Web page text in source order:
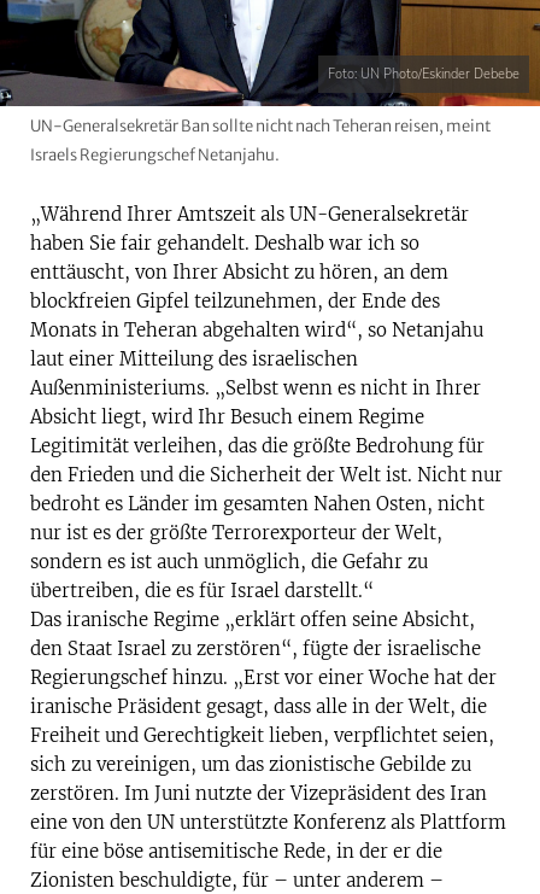
Foto: UN Photo/Eskinder Debebe
UN-Generalsekretär Ban sollte nicht nach Teheran reisen, meint
Israels Regierungschef Netanjahu.
„Während Ihrer Amtszeit als UN-Generalsekretär
haben Sie fair gehandelt. Deshalb war ich so
enttäuscht, von Ihrer Absicht zu hören, an dem
blockfreien Gipfel teilzunehmen, der Ende des
Monats in Teheran abgehalten wird“, so Netanjahu
laut einer Mitteilung des israelischen
Außenministeriums. „Selbst wenn es nicht in Ihrer
Absicht liegt, wird Ihr Besuch einem Regime
Legitimität verleihen, das die größte Bedrohung für
den Frieden und die Sicherheit der Welt ist. Nicht nur
bedroht es Länder im gesamten Nahen Osten, nicht
nur ist es der größte Terrorexporteur der Welt,
sondern es ist auch unmöglich, die Gefahr zu
übertreiben, die es für Israel darstellt.“
Das iranische Regime „erklärt offen seine Absicht,
den Staat Israel zu zerstören“, fügte der israelische
Regierungschef hinzu. „Erst vor einer Woche hat der
iranische Präsident gesagt, dass alle in der Welt, die
Freiheit und Gerechtigkeit lieben, verpflichtet seien,
sich zu vereinigen, um das zionistische Gebilde zu
zerstören. Im Juni nutzte der Vizepräsident des Iran
eine von den UN unterstützte Konferenz als Plattform
für eine böse antisemitische Rede, in der er die
Zionisten beschuldigte, für – unter anderem –